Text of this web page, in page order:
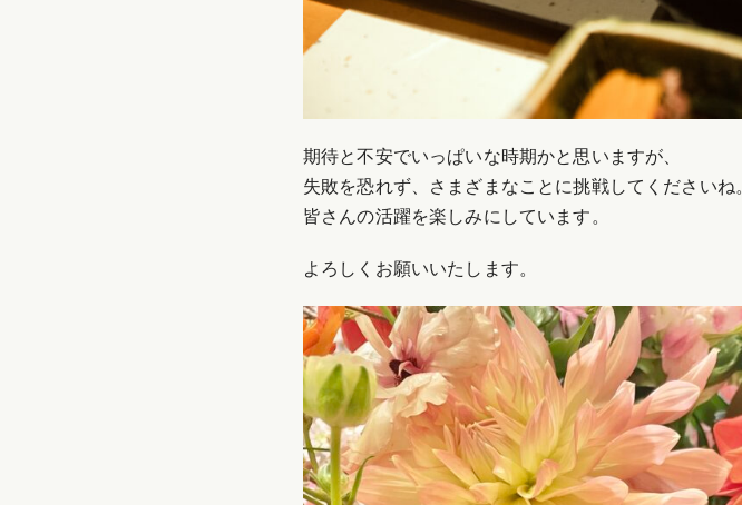
期待と不安でいっぱいな時期かと思いますが、
失敗を恐れず、さまざまなことに挑戦してくださいね。
皆さんの活躍を楽しみにしています。
よろしくお願いいたします。